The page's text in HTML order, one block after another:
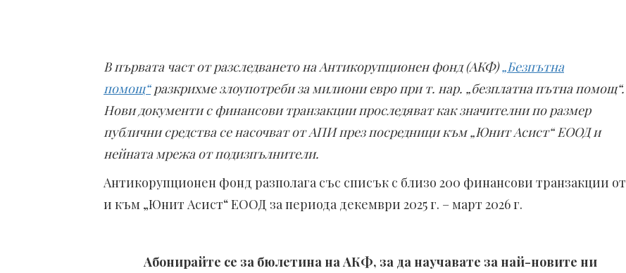
В първата част от разследването на Антикорупционен фонд (АКФ)„Безпътна
помощ“разкрихме злоупотреби за милиони евро при т. нар. „безплатна пътна помощ“.
Нови документи с финансови транзакции проследяват как значителни по размер
публични средства се насочват от АПИ през посредници към „Юнит Асист“ ЕООД и
нейната мрежа от подизпълнители.
Антикорупционен фонд разполага със списък с близо 200 финансови транзакции от
и към „Юнит Асист“ ЕООД за периода декември 2025 г. – март 2026 г.
Абонирайте се за бюлетина на АКФ, за да научавате за най-новите ни